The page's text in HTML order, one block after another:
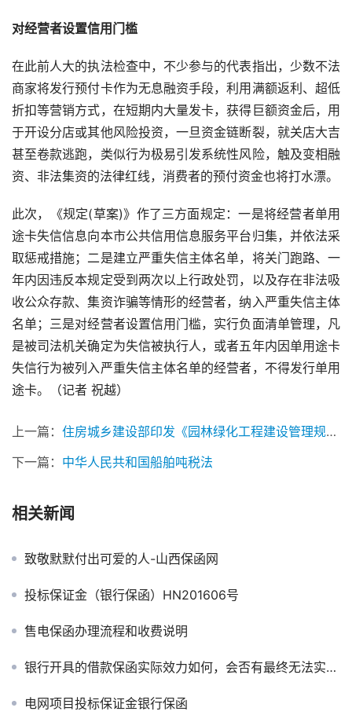
对经营者设置信用门槛
在此前人大的执法检查中，不少参与的代表指出，少数不法
商家将发行预付卡作为无息融资手段，利用满额返利、超低
折扣等营销方式，在短期内大量发卡，获得巨额资金后，用
于开设分店或其他风险投资，一旦资金链断裂，就关店大吉
甚至卷款逃跑，类似行为极易引发系统性风险，触及变相融
资、非法集资的法律红线，消费者的预付资金也将打水漂。
此次，《规定(草案)》作了三方面规定：一是将经营者单用
途卡失信信息向本市公共信用信息服务平台归集，并依法采
取惩戒措施；二是建立严重失信主体名单，将关门跑路、一
年内因违反本规定受到两次以上行政处罚，以及存在非法吸
收公众存款、集资诈骗等情形的经营者，纳入严重失信主体
名单；三是对经营者设置信用门槛，实行负面清单管理，凡
是被司法机关确定为失信被执行人，或者五年内因单用途卡
失信行为被列入严重失信主体名单的经营者，不得发行单用
途卡。（记者 祝越）
上一篇： 住房城乡建设部印发《园林绿化工程建设管理规定》的通知
下一篇： 中华人民共和国船舶吨税法
相关新闻
致敬默默付出可爱的人-山西保函网
投标保证金（银行保函）HN201606号
售电保函办理流程和收费说明
银行开具的借款保函实际效力如何，会否有最终无法实际履行的可能？
电网项目投标保证金银行保函